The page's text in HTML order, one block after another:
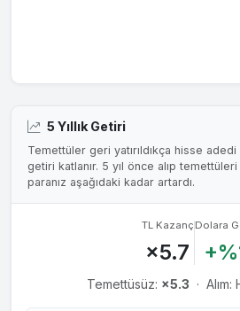
5 Yıllık Getiri
Temettüler geri yatırıldıkça hisse
getiri katlanır. 5 yıl önce alıp temettüleri
paranız aşağıdaki kadar artardı.
TL Kazanç
×5.7
Dolara
Temettüsüz: ×5.3 · Alım: